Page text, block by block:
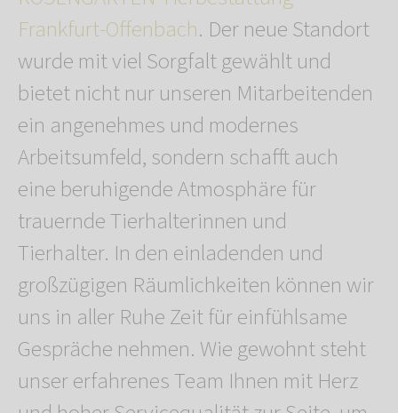
Frankfurt-Offenbach. Der neue Standort
wurde mit viel Sorgfalt gewählt und
bietet nicht nur unseren Mitarbeitenden
ein angenehmes und modernes
Arbeitsumfeld, sondern schafft auch
eine beruhigende Atmosphäre für
trauernde Tierhalterinnen und
Tierhalter. In den einladenden und
großzügigen Räumlichkeiten können wir
uns in aller Ruhe Zeit für einfühlsame
Gespräche nehmen. Wie gewohnt steht
unser erfahrenes Team Ihnen mit Herz